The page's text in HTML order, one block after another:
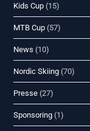
Kids Cup (15)
MTB Cup (57)
News (10)
Nordic Skiing (70)
Presse (27)
Sponsoring (1)